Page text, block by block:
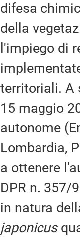
difesa
della
l'impiego di
territoriali. A
15 maggio
autonome
Lombardia,
a ottenere
DPR n. 357/
in natura
japonicus